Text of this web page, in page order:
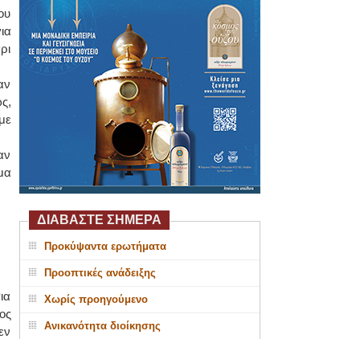
ΔΙΑΒΑΣΤΕ ΣΗΜΕΡΑ
Προκύψαντα ερωτήματα
Προοπτικές ανάδειξης
Χωρίς προηγούμενο
Ανικανότητα διοίκησης